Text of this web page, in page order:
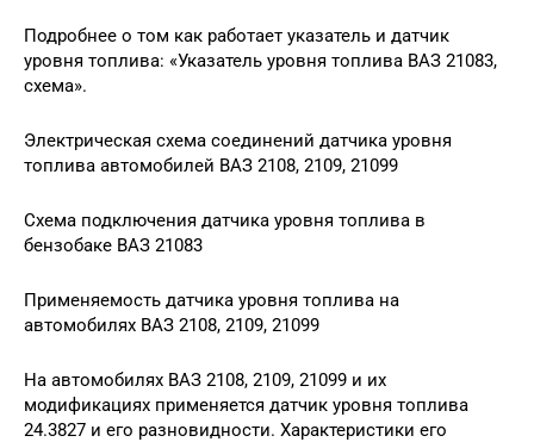
Подробнее о том как работает указатель и датчик
уровня топлива: «Указатель уровня топлива ВАЗ 21083,
схема».
Электрическая схема соединений датчика уровня
топлива автомобилей ВАЗ 2108, 2109, 21099
Схема подключения датчика уровня топлива в
бензобаке ВАЗ 21083
Применяемость датчика уровня топлива на
автомобилях ВАЗ 2108, 2109, 21099
На автомобилях ВАЗ 2108, 2109, 21099 и их
модификациях применяется датчик уровня топлива
24.3827 и его разновидности. Характеристики его